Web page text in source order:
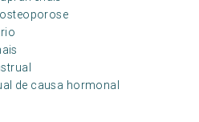
de causa hormonal